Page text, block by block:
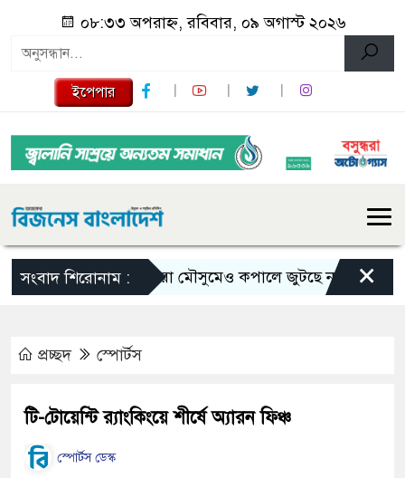
০৮:৩৩ অপরাহ্ন, রবিবার, ০৯ অগাস্ট ২০২৬
ইপেপার
সংবাদ শিরোনাম :ভরা মৌসুমেও কপালে জুটছে না ইলিশ, দাম
×
প্রচ্ছদ স্পোর্টস
টি-টোয়েন্টি র‌্যাংকিংয়ে শীর্ষে অ্যারন ফিঞ্চ
স্পোর্টস ডেস্ক